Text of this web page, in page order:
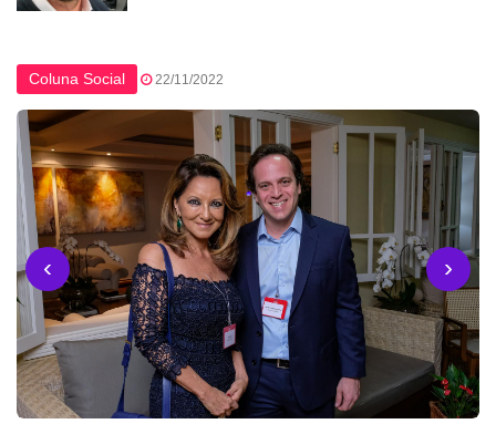
Coluna Social 22/11/2022
‹ ›